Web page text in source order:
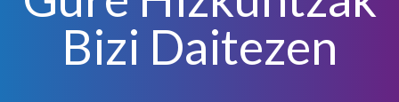
Bizi Daitezen